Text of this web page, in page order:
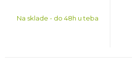
Na sklade - do 48h u teba